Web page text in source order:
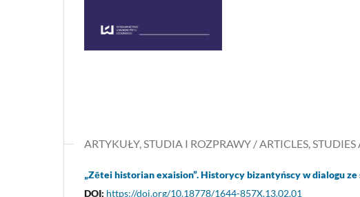
ARTYKUŁY, STUDIA I ROZPRAWY / ARTICLES,
„Zētei historian exaision”. Historycy bizantyńscy w dialogu ze
DOI: https://doi.org/10.18778/1644-857X.13.02.01